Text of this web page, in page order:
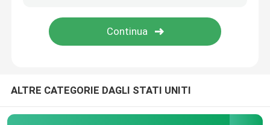
Schermo a rete LED
ALTRE CATEGORIE DAGLI STATI UNITI